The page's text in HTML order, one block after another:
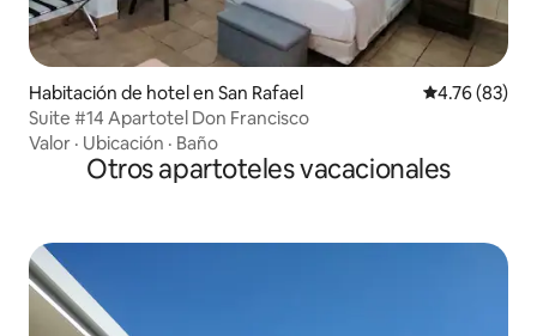
Habitación de hotel en San Rafael Calificación
4.76 (83)
Suite #14 Apartotel Don Francisco
Valor · Ubicación · Baño
Otros apartoteles vacacionales